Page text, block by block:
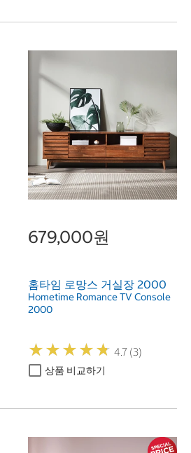
679,000원
홈타임 로망스 거실장 2000
Hometime Romance TV Console
2000
★★★★★
★★★★★ 4.7 (3)
상품 비교하기